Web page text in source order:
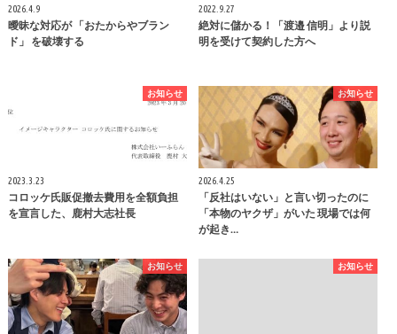
2026.4.9
曖昧な対応が 「おたからやブラン
ド」 を破壊する
2022.9.27
絶対に儲かる！「渡邉 信明」より説
明を受けて契約した方へ
お知らせ
2023.3.23
コロッケ氏販促撤去費用を全額負担
を宣言した、鹿村大志社長
お知らせ
2026.4.25
「反社はいない」と言い切ったのに
「本物のヤクザ」がいた 現場では何
が起き…
お知らせ お知らせ